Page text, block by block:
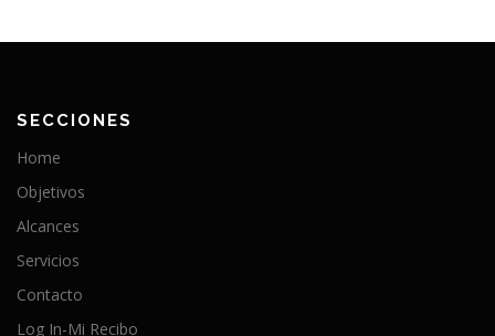
SECCIONES
Home
Objetivos
Alcances
Servicios
Contacto
Log In-Mi Recibo